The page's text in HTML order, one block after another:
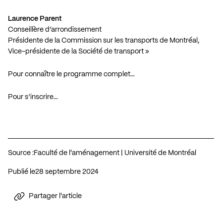
Laurence Parent
Conseillère d’arrondissement
Présidente de la Commission sur les transports de Montréal,
Vice-présidente de la Société de transport »
Pour connaître le programme complet…
Pour s’inscrire…
Source :Faculté de l'aménagement | Université de Montréal
Publié le 28 septembre 2024
Partager l'article